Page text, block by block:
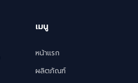
เมนู
หน้าแรก
ผลิตภัณฑ์